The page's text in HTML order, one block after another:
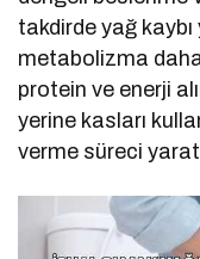
takdirde yağ
metabolizma
protein ve enerji
yerine kasları
verme süreci